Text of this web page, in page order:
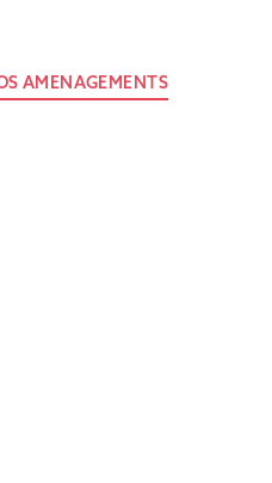
AMENAGEMENTS